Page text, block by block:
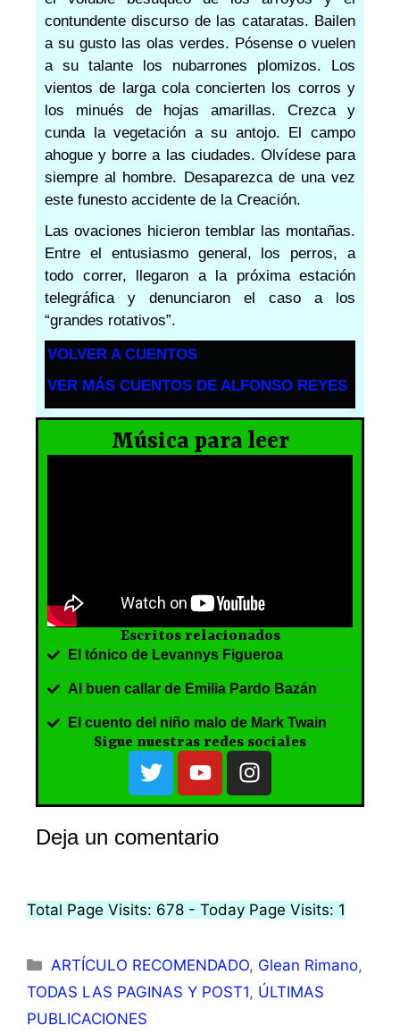
contundente discurso de las cataratas. Bailen
a su gusto las olas verdes. Pósense o vuelen
a su talante los nubarrones plomizos. Los
vientos de larga cola concierten los corros y
los minués de hojas amarillas. Crezca y
cunda la vegetación a su antojo. El campo
ahogue y borre a las ciudades. Olvídese para
siempre al hombre. Desaparezca de una vez
este funesto accidente de la Creación.
Las ovaciones hicieron temblar las montañas.
Entre el entusiasmo general, los perros, a
todo correr, llegaron a la próxima estación
telegráfica y denunciaron el caso a los
“grandes rotativos”.
VOLVER A CUENTOS
VER MÁS CUENTOS DE ALFONSO REYES
Música para leer
Escritos relacionados
El tónico de Levannys Figueroa
Al buen callar de Emilia Pardo Bazán
El cuento del niño malo de Mark Twain
Sigue nuestras redes sociales
Deja un comentario
Total Page Visits: 678 - Today Page Visits: 1
ARTÍCULO RECOMENDADO, Glean Rimano,
TODAS LAS PAGINAS Y POST1, ÚLTIMAS
PUBLICACIONES